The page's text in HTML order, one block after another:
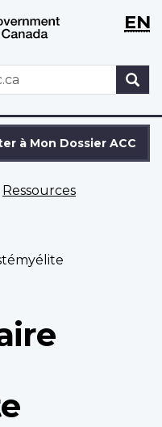
WxT
WxTEN
à Mon Dossier ACC
Ressources